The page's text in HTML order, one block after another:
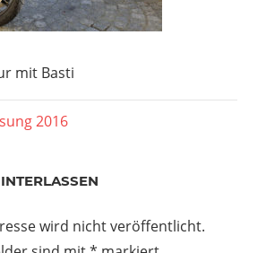
mit Basti
2016
wird nicht veröffentlicht.